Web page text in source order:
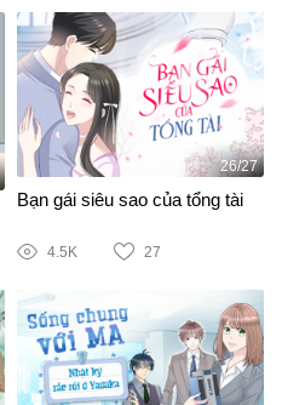
26/27
Bạn gái siêu sao của tổng tài
4.5K 27